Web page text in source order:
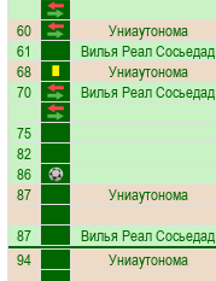
60 Униаутонома
61 Вилья Реал Сосьедад
68 Униаутонома
70 Вилья Реал Сосьедад
75
82
86
87 Униаутонома
87 Вилья Реал Сосьедад
94 Униаутонома